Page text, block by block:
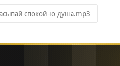
спокойно душа.mp3